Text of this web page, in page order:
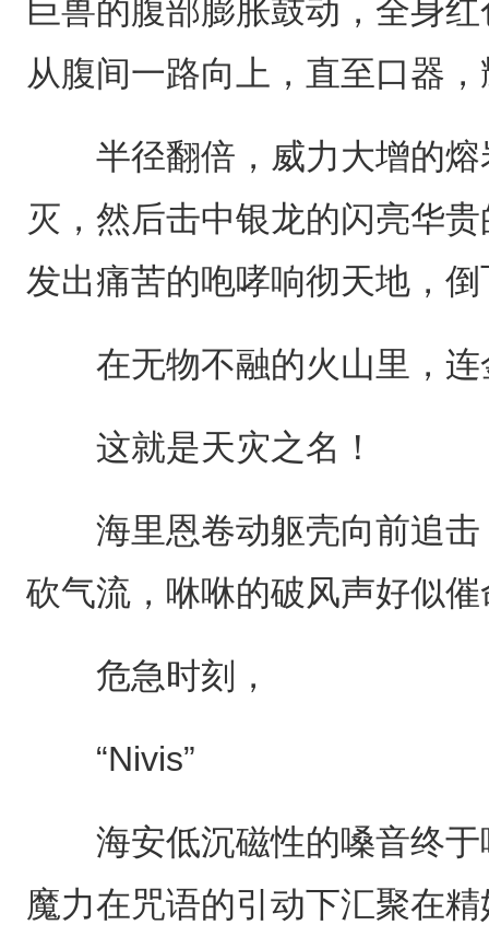
巨兽的腹部膨胀鼓动，全身
从腹间一路向上，直至口器
半径翻倍，威力大增的熔
灭，然后击中银龙的闪亮华
发出痛苦的咆哮响彻天地，
在无物不融的火山里，连
这就是天灾之名！
海里恩卷动躯壳向前追击
砍气流，咻咻的破风声好似
危急时刻，
“Nivis”
海安低沉磁性的嗓音终于
魔力在咒语的引动下汇聚在